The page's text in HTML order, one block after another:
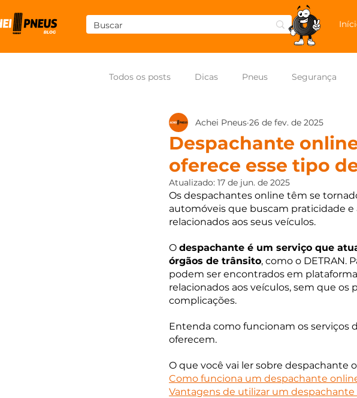
Todos os posts Dicas Pneus Segurança
Pneus para moto NASCAR Brasil
Despachante
oferece esse tipo
Achei Pneus 26 de fev. de 2025
Atualizado: 17 de jun. de 2025
Os despachantes online têm se
automóveis que buscam praticidade
relacionados aos seus veículos.
O despachante é um serviço que
órgãos de trânsito, como o DETRAN.
podem ser encontrados em
relacionados aos veículos, sem que
complicações.
Entenda como funcionam os serviços
oferecem.
O que você vai ler sobre despachante
Como funciona um despachante
Vantagens de utilizar um despachante